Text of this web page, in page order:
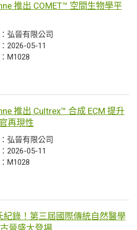
推出 COMET™ 空間生物學平
弘晉有限公司
2026-05-11
M1028
推出 Cultrex™ 合成 ECM 提升
再現性
弘晉有限公司
2026-05-11
M1028
紀錄！第三屆國際傳統自然醫學
晉盛大登場